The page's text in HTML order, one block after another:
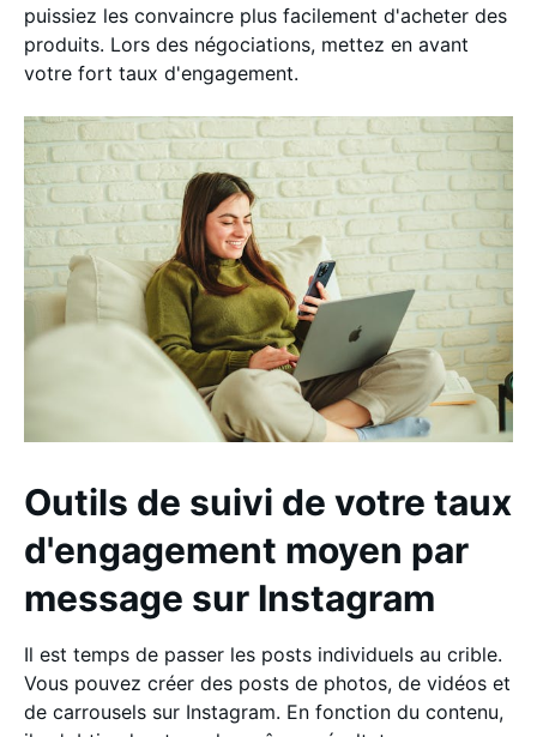
puissiez les convaincre plus facilement d'acheter des
produits. Lors des négociations, mettez en avant
votre fort taux d'engagement.
Outils de suivi de votre taux
d'engagement moyen par
message sur Instagram
Il est temps de passer les posts individuels au crible.
Vous pouvez créer des posts de photos, de vidéos et
de carrousels sur Instagram. En fonction du contenu,